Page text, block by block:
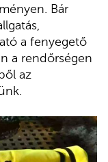
Bár
a fenyegető
a rendőrségen
az